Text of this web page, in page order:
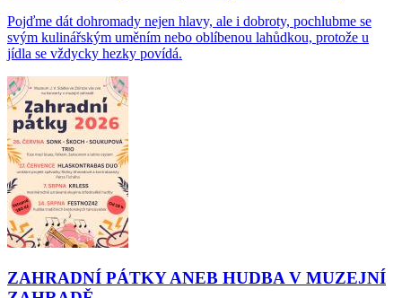
Pojďme dát dohromady nejen hlavy, ale i dobroty, pochlubme se
svým kulinářským uměním nebo oblíbenou lahůdkou, protože u
jídla se vždycky hezky povídá.
ZAHRADNÍ PÁTKY ANEB HUDBA V MUZEJNÍ